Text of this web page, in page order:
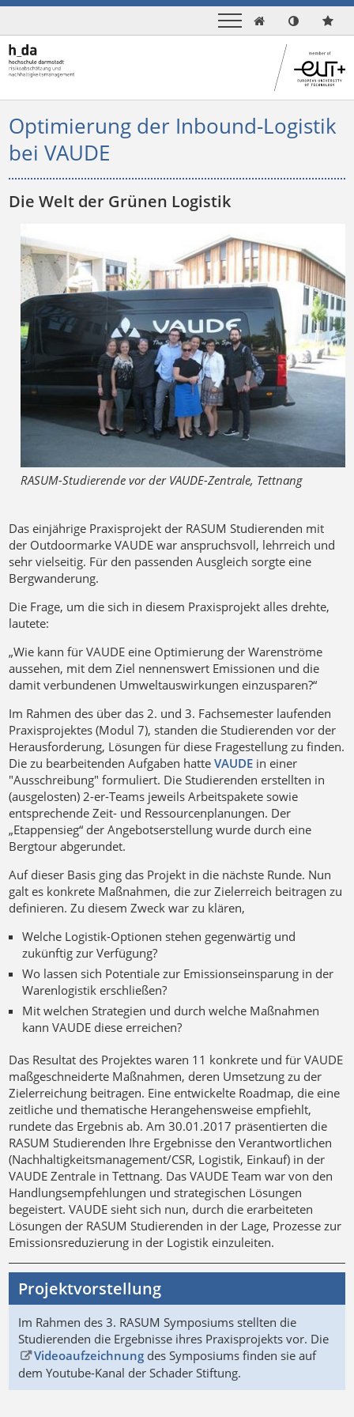

Optimierung der Inbound-Logistik
bei VAUDE
Die Welt der Grünen Logistik
RASUM-Studierende vor der VAUDE-Zentrale, Tettnang
Das einjährige Praxisprojekt der RASUM Studierenden mit
der Outdoormarke VAUDE war anspruchsvoll, lehrreich und
sehr vielseitig. Für den passenden Ausgleich sorgte eine
Bergwanderung.
Die Frage, um die sich in diesem Praxisprojekt alles drehte,
lautete:
„Wie kann für VAUDE eine Optimierung der Warenströme
aussehen, mit dem Ziel nennenswert Emissionen und die
damit verbundenen Umweltauswirkungen einzusparen?“
Im Rahmen des über das 2. und 3. Fachsemester laufenden
Praxisprojektes (Modul 7), standen die Studierenden vor der
Herausforderung, Lösungen für diese Fragestellung zu finden.
Die zu bearbeitenden Aufgaben hatteVAUDE in einer
"Ausschreibung" formuliert. Die Studierenden erstellten in
(ausgelosten) 2-er-Teams jeweils Arbeitspakete sowie
entsprechende Zeit- und Ressourcenplanungen. Der
„Etappensieg“ der Angebotserstellung wurde durch eine
Bergtour abgerundet.
Auf dieser Basis ging das Projekt in die nächste Runde. Nun
galt es konkrete Maßnahmen, die zur Zielerreich beitragen zu
definieren. Zu diesem Zweck war zu klären,
Welche Logistik-Optionen stehen gegenwärtig und
zukünftig zur Verfügung?
Wo lassen sich Potentiale zur Emissionseinsparung in der
Warenlogistik erschließen?
Mit welchen Strategien und durch welche Maßnahmen
kann VAUDE diese erreichen?
Das Resultat des Projektes waren 11 konkrete und für VAUDE
maßgeschneiderte Maßnahmen, deren Umsetzung zu der
Zielerreichung beitragen. Eine entwickelte Roadmap, die eine
zeitliche und thematische Herangehensweise empfiehlt,
rundete das Ergebnis ab. Am 30.01.2017 präsentierten die
RASUM Studierenden Ihre Ergebnisse den Verantwortlichen
(Nachhaltigkeitsmanagement/CSR, Logistik, Einkauf) in der
VAUDE Zentrale in Tettnang. Das VAUDE Team war von den
Handlungsempfehlungen und strategischen Lösungen
begeistert. VAUDE sieht sich nun, durch die erarbeiteten
Lösungen der RASUM Studierenden in der Lage, Prozesse zur
Emissionsreduzierung in der Logistik einzuleiten.
Projektvorstellung
Im Rahmen des 3. RASUM Symposiums stellten die
Studierenden die Ergebnisse ihres Praxisprojekts vor. Die
Videoaufzeichnungdes Symposiums finden sie auf
dem Youtube-Kanal der Schader Stiftung.